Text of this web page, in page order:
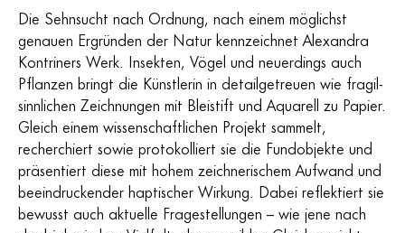
Die Sehnsucht nach Ordnung, nach einem möglichst
genauen Ergründen der Natur kennzeichnet Alexandra
Kontriners Werk. Insekten, Vögel und neuerdings auch
Pflanzen bringt die Künstlerin in detailgetreuen wie fragil-
sinnlichen Zeichnungen mit Bleistift und Aquarell zu Papier.
Gleich einem wissenschaftlichen Projekt sammelt,
recherchiert sowie protokolliert sie die Fundobjekte und
präsentiert diese mit hohem zeichnerischem Aufwand und
beeindruckender haptischer Wirkung. Dabei reflektiert sie
bewusst auch aktuelle Fragestellungen – wie jene nach